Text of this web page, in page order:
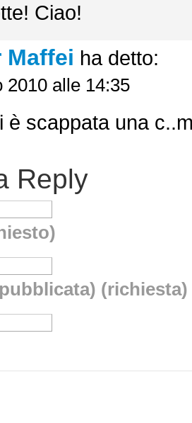
Ciao!
Maffei ha detto:
2010 alle 14:35
è scappata una
Reply
(richiesta)